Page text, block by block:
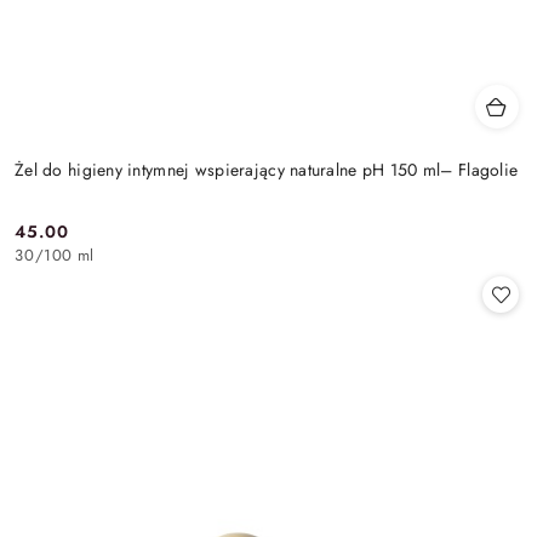
Żel do higieny intymnej wspierający naturalne pH 150 ml– Flagolie
Cena:
45.00
30/100 ml